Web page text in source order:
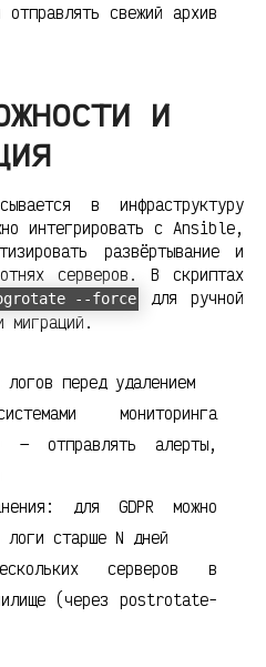
свежий архив
и
в инфраструктуру
интегрировать с Ansible,
развёртывание и
серверов. В скриптах
--force
для ручной
миграций.
логов перед удалением
мониторинга
— отправлять алерты,
для GDPR можно
логи старше N дней
серверов в
(через postrotate-